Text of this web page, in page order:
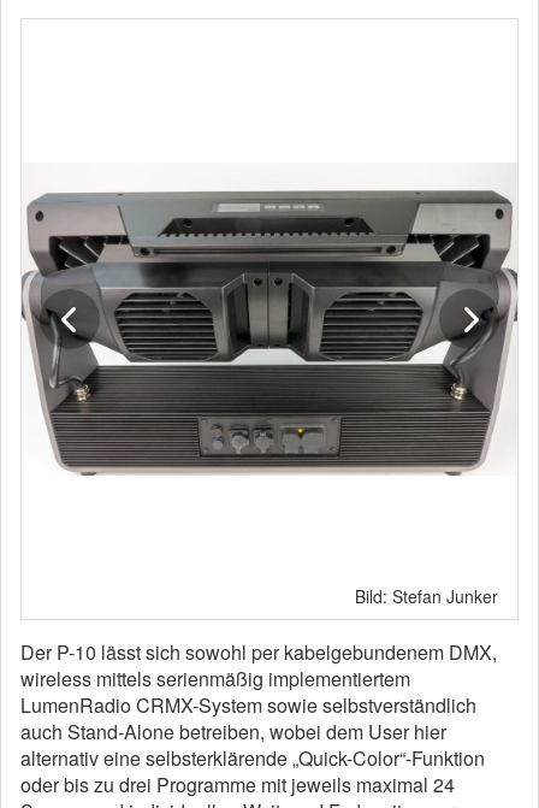
Bild: Stefan Junker
Der P-10 lässt sich sowohl per kabelgebundenem DMX,
wireless mittels serienmäßig implementiertem
LumenRadio CRMX-System sowie selbstverständlich
auch Stand-Alone betreiben, wobei dem User hier
alternativ eine selbsterklärende „Quick-Color“-Funktion
oder bis zu drei Programme mit jeweils maximal 24